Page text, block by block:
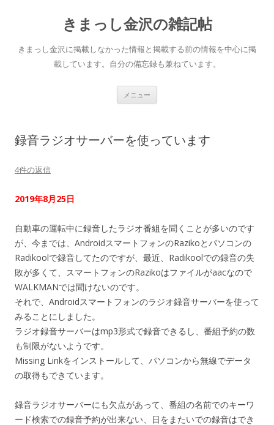
きまっし金沢の雑記帖
きまっし金沢に掲載しなかった情報と掲載する前の情報を中心に掲
載しています。自分の備忘録も兼ねています。
メニュー
ス
録音ラジオサーバーを使っています
4件の返信
2019年8月25日
自動車の運転中に録音したラジオ番組を聞くことが多いのです
が、今までは、AndroidスマートフォンのRazikoとパソコンの
Radikoolで録音してたのですが、最近、Radikoolでの録音の失
敗が多くて、スマートフォンのRazikoはファイルがaacなので
WALKMANでは聞けないのです。
それで、Androidスマートフォンのラジオ録音サーバーを使って
みることにしました。
ラジオ録音サーバーはmp3形式で録音できるし、番組予約の数
も制限がないようです。
Missing Linkをインストールして、パソコンから無線でデータ
の取得もできています。
録音ラジオサーバーにも欠点があって、番組の名前でのキーワ
ード検索での録音予約が出来ない、日をまたいでの録音はでき